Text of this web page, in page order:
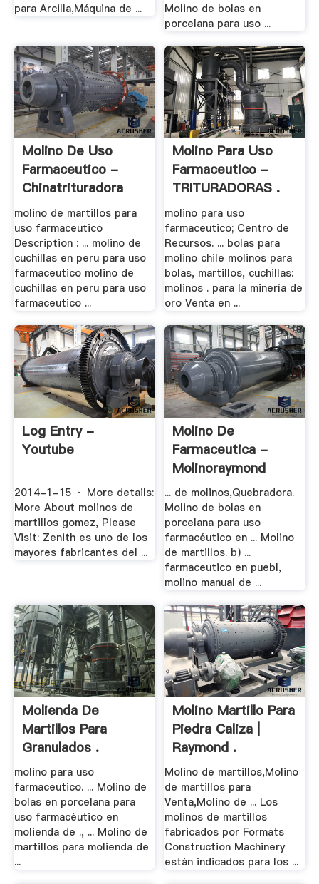
para Arcilla,Máquina de ...
Molino de bolas en
porcelana para uso ...
Molino De Uso
Farmaceutico -
Chinatrituradora
molino de martillos para
uso farmaceutico
Description : ... molino de
cuchillas en peru para uso
farmaceutico molino de
cuchillas en peru para uso
farmaceutico ...
Molino Para Uso
Farmaceutico -
TRITURADORAS .
molino para uso
farmaceutico; Centro de
Recursos. ... bolas para
molino chile molinos para
bolas, martillos, cuchillas:
molinos . para la minería de
oro Venta en ...
Log Entry -
Youtube
2014-1-15 · More details:
More About molinos de
martillos gomez, Please
Visit: Zenith es uno de los
mayores fabricantes del ...
Molino De
Farmaceutica -
Molinoraymond
... de molinos,Quebradora.
Molino de bolas en
porcelana para uso
farmacéutico en ... Molino
de martillos. b) ...
farmaceutico en puebl,
molino manual de ...
Molienda De
Martillos Para
Granulados .
molino para uso
farmaceutico. ... Molino de
bolas en porcelana para
uso farmacéutico en
molienda de ., ... Molino de
martillos para molienda de
...
Molino Martillo Para
Piedra Caliza |
Raymond .
Molino de martillos,Molino
de martillos para
Venta,Molino de ... Los
molinos de martillos
fabricados por Formats
Construction Machinery
están indicados para los ...